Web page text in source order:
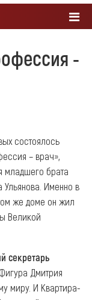
-
состоялось
– врач»,
младшего брата
Именно в
же доме он жил
Великой
секретарь
Дмитрия
миру. И Квартира-